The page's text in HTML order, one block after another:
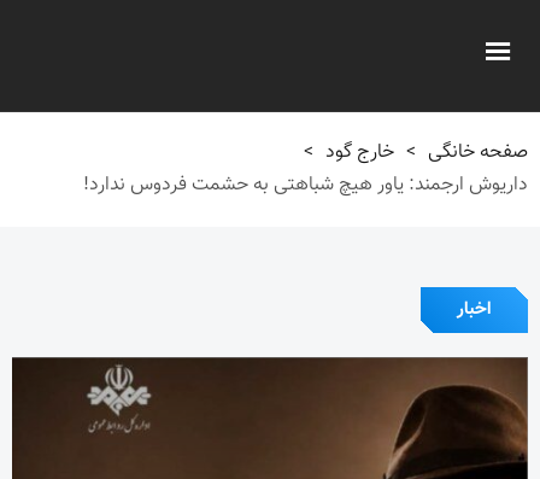
صفحه خانگی > خارج گود >
داریوش ارجمند: یاور هیچ شباهتی به حشمت فردوس ندارد!
اخبار